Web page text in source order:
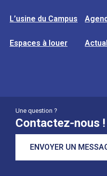
L’usine du Campus
Espaces à louer
Une question ?
Contactez-nous !
ENVOYER UN